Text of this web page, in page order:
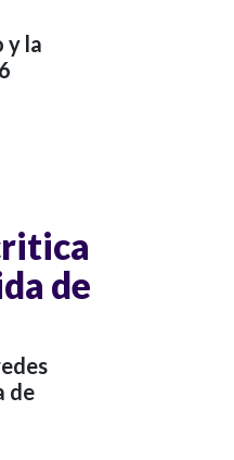
y la
de
de